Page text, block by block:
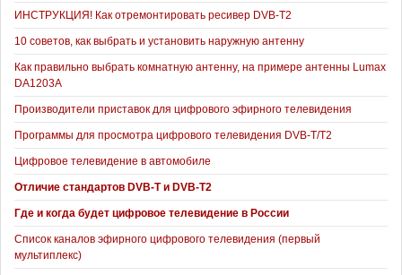
ИНСТРУКЦИЯ! Как отремонтировать ресивер DVB-T2
10 советов, как выбрать и установить наружную антенну
Как правильно выбрать комнатную антенну, на примере антенны Lumax
DA1203А
Производители приставок для цифрового эфирного телевидения
Программы для просмотра цифрового телевидения DVB-T/T2
Цифровое телевидение в автомобиле
Отличие стандартов DVB-T и DVB-T2
Где и когда будет цифровое телевидение в России
Список каналов эфирного цифрового телевидения (первый
мультиплекс)